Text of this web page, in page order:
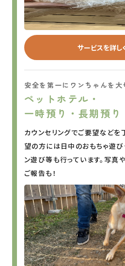
サービスを詳し
安全を第一にワンちゃんを大
ペットホテル・
一時預り・長期預り
カウンセリングでご要望などを
望の方には日中のおもちゃ遊び
ン遊び等も行っています。写
ご報告も！